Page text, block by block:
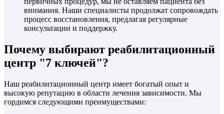
внимания. Наши специалисты продолжат сопровождать
процесс восстановления, предлагая регулярные
консультации и поддержку.
Почему выбирают реабилитационный
центр "7 ключей"?
Наш реабилитационный центр имеет богатый опыт и
высокую репутацию в области лечения зависимости. Мы
гордимся следующими преимуществами: